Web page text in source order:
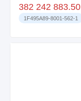
382 242 883.50
1F495A89-8001-562-1